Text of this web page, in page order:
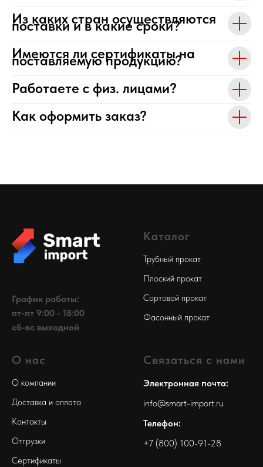
Из каких стран осуществляются
поставки и в какие сроки?
Имеются ли сертификаты на
поставляемую продукцию?
Работаете с физ. лицами?
Как оформить заказ?
График работы:
пт-пт 9:00 - 18:00
сб-вс выходной
Каталог
Трубный прокат
Плоский прокат
Сортовой прокат
Фасонный прокат
О нас
О компании
Доставка и оплата
Контакты
Отгрузки
Сертификаты
Связаться с нами
Электронная почта:
info@smart-import.ru
Телефон:
+7 (800) 100-91-28